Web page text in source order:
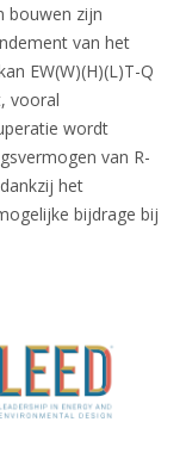
bouwen zijn
van het
EW(W)(H)(L)T-Q
vooral
wordt
van R-
het
bijdrage bij